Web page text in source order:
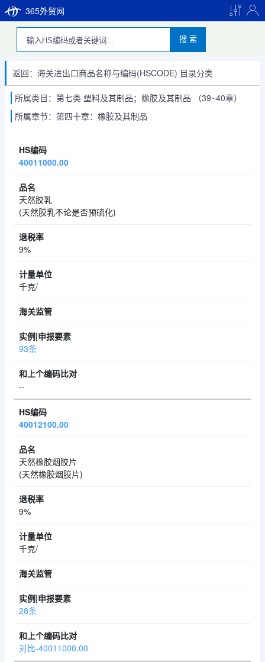
365外贸网
搜 索
返回：海关进出口商品名称与编码(HSCODE) 目录分类
所属类目：第七类 塑料及其制品；橡胶及其制品 （39~40章）
所属章节：第四十章：橡胶及其制品
40011000.00
天然胶乳
(天然胶乳不论是否预硫化)
9%
千克/
93条
--
40012100.00
天然橡胶烟胶片
(天然橡胶烟胶片)
9%
千克/
28条
对比-40011000.00